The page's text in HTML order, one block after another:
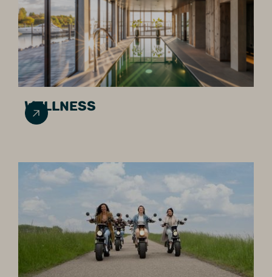
WELLNESS